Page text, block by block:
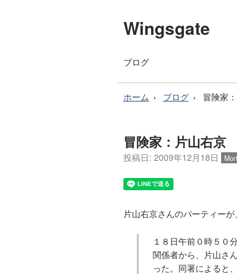
Wingsgate
ブログ
ホーム ブログ 冒険家
冒険家：片山右京
投稿日: 2009年12月18日
片山右京さんのパーティー
１８日午前０時５０
関係者から、片山さ
った。同署によると